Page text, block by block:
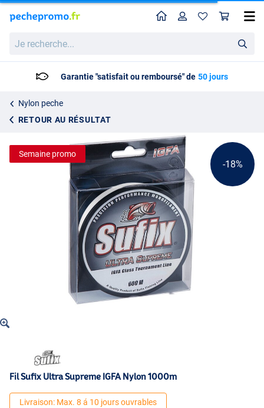
recherche...
HomeProfil
Garantie "satisfait ou remboursé" de 50 jours
Nylon peche
RETOUR AU RÉSULTAT
Fil Sufix Ultra Supreme IGFA Nylon 1000m
-18%
Semaine promo
Fil Sufix Ultra Supreme IGFA Nylon 1000m
Livraison: Max. 8 á 10 jours ouvrables